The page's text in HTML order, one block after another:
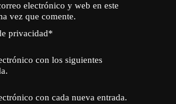
electrónico y web en este
vez que comente.
privacidad*
con los siguientes
con cada nueva entrada.